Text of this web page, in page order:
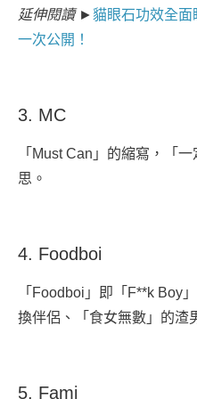
延伸閱讀 ► 貓眼石功效全
一次公開！
3. MC
「Must Can」的縮寫，「
思。
4. Foodboi
「Foodboi」即「F**k Boy
換伴侶、「食女無數」的渣
5. Famj